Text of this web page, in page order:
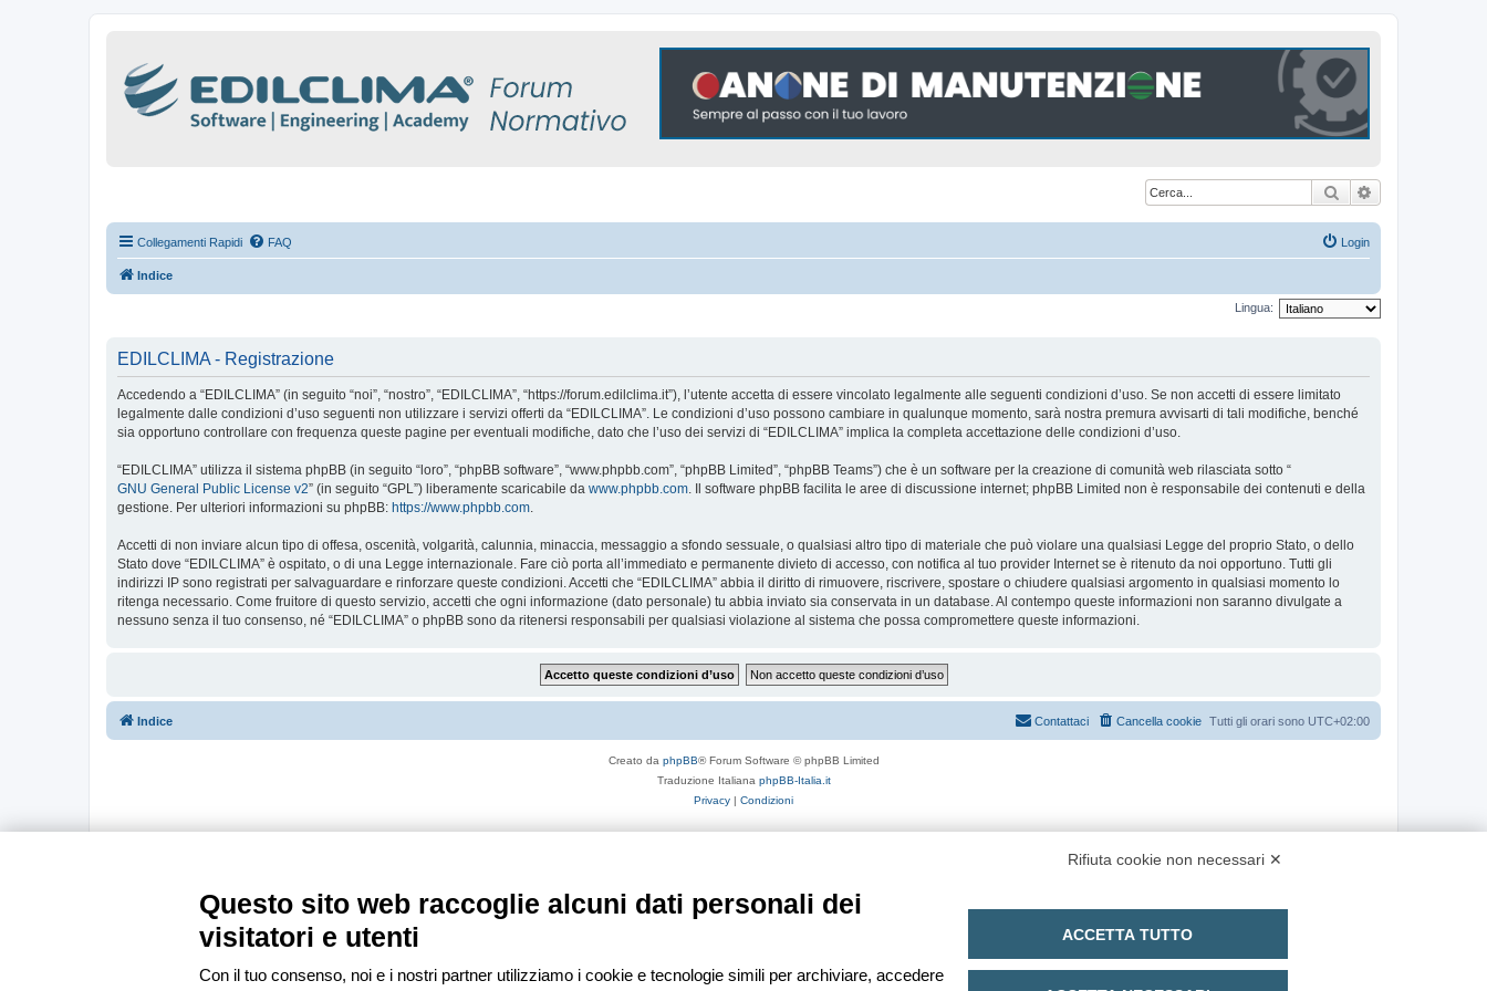
Cerca
Collegamenti Rapidi FAQ Login
Indice
Lingua:
EDILCLIMA - Registrazione
Accedendo a “EDILCLIMA” (in seguito “noi”, “nostro”, “EDILCLIMA”, “https://forum.edilclima.it”), l’utente accetta di essere vincolato legalmente alle seguenti condizioni d’uso. Se non accetti di essere limitato
legalmente dalle condizioni d’uso seguenti non utilizzare i servizi offerti da “EDILCLIMA”. Le condizioni d’uso possono cambiare in qualunque momento, sarà nostra premura avvisarti di tali modifiche, benché
sia opportuno controllare con frequenza queste pagine per eventuali modifiche, dato che l’uso dei servizi di “EDILCLIMA” implica la completa accettazione delle condizioni d’uso.
“EDILCLIMA” utilizza il sistema phpBB (in seguito “loro”, “phpBB software”, “www.phpbb.com”, “phpBB Limited”, “phpBB Teams”) che è un software per la creazione di comunità web rilasciata sotto “
GNU General Public License v2” (in seguito “GPL”) liberamente scaricabile da www.phpbb.com . Il software phpBB facilita le aree di discussione internet; phpBB Limited non è responsabile dei contenuti e della
gestione. Per ulteriori informazioni su phpBB: https://www.phpbb.com
Accetti di non inviare alcun tipo di offesa, oscenità, volgarità, calunnia, minaccia, messaggio a sfondo sessuale, o qualsiasi altro tipo di materiale che può violare una qualsiasi Legge del proprio Stato, o dello
Stato dove “EDILCLIMA” è ospitato, o di una Legge internazionale. Fare ciò porta all’immediato e permanente divieto di accesso, con notifica al tuo provider Internet se è ritenuto da noi opportuno. Tutti gli
indirizzi IP sono registrati per salvaguardare e rinforzare queste condizioni. Accetti che “EDILCLIMA” abbia il diritto di rimuovere, riscrivere, spostare o chiudere qualsiasi argomento in qualsiasi momento lo
ritenga necessario. Come fruitore di questo servizio, accetti che ogni informazione (dato personale) tu abbia inviato sia conservata in un database. Al contempo queste informazioni non saranno divulgate a
nessuno senza il tuo consenso, né “EDILCLIMA” o phpBB sono da ritenersi responsabili per qualsiasi violazione al sistema che possa compromettere queste informazioni.
Indice Tutti gli orari sono UTC+02:00
Cancella cookie
Contattaci
Creato da phpBB® Forum Software © phpBB Limited
Traduzione Italiana phpBB-Italia.it
Privacy | Condizioni
Rifiuta cookie non necessari ✕
Questo sito web raccoglie alcuni dati personali dei
visitatori e utenti
Con il tuo consenso, noi e i nostri partner utilizziamo i cookie e tecnologie simili per archiviare, accedere
ACCETTA TUTTO